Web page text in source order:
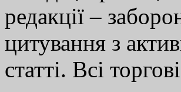
редакції –
цитування з
статті. Всі